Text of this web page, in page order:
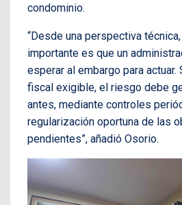
condominio.
“Desde una perspectiva
importante es que un
esperar al embargo para actuar.
fiscal exigible, el riesgo debe
antes, mediante controles
regularización oportuna de las
pendientes”, añadió Osorio.